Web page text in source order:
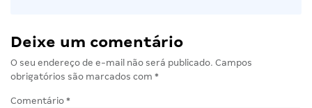
Deixe um comentário
O seu endereço de e-mail não será publicado. Campos
obrigatórios são marcados com *
Comentário *